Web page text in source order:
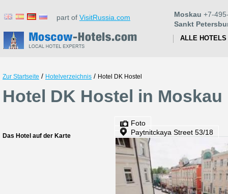
part of VisitRussia.com Moskau +7-
Sankt
ALLE HOTELS
Zur Startseite / Hotelverzeichnis / Hotel DK Hostel
Hotel DK Hostel in Moskau
Das Hotel auf der Karte
Foto
Paytnitckaya Street 53/18